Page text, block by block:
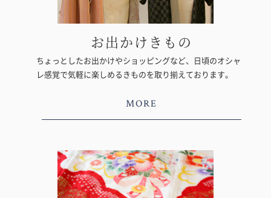
お出かけきもの
ちょっとしたお出かけやショッピングなど、日頃のオシャ
レ感覚で気軽に楽しめるきものを取り揃えております。
MORE